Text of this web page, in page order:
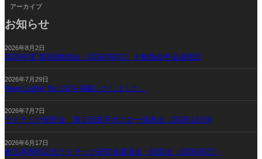
アーカイブ
お知らせ
2026年8月2日
2026年度 第3回勉強会（2026/09/11）※勉強会申込者限定
2026年7月29日
News Letter No.142を掲載いたしました。
2026年7月7日
ラドテック研究会 第２回若手ポスター発表会（2026/11/18)
2026年6月17日
創立40周年記念ラドテック研究会講演会・祝賀会（2026/8/27）